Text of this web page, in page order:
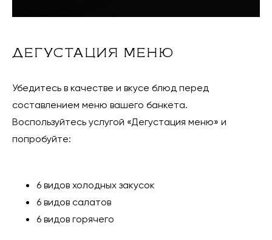
ДЕГУСТАЦИЯ МЕНЮ
Убедитесь в качестве и вкусе блюд перед
составлением меню вашего банкета.
Воспользуйтесь услугой «Дегустация меню» и
попробуйте:
6 видов холодных закусок
6 видов салатов
6 видов горячего